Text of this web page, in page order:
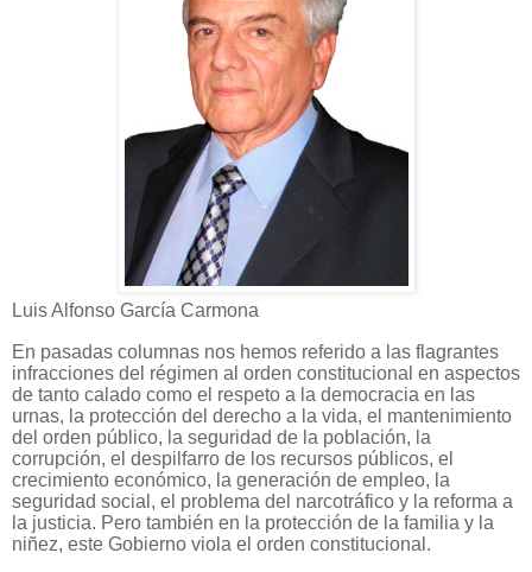
Luis Alfonso García Carmona
En pasadas columnas nos hemos referido a las flagrantes
infracciones del régimen al orden constitucional en aspectos
de tanto calado como el respeto a la democracia en las
urnas, la protección del derecho a la vida, el mantenimiento
del orden público, la seguridad de la población, la
corrupción, el despilfarro de los recursos públicos, el
crecimiento económico, la generación de empleo, la
seguridad social, el problema del narcotráfico y la reforma a
la justicia. Pero también en la protección de la familia y la
niñez, este Gobierno viola el orden constitucional.